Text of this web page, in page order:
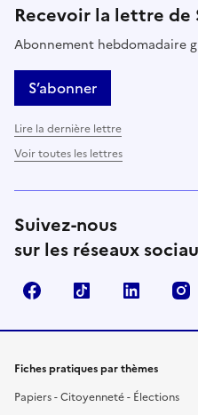
Recevoir la lettre de
Abonnement hebdomadaire
S’abonner
Lire la dernière lettre
Voir toutes les lettres
Suivez-nous
sur les réseaux
FacebookTikTok LinkedIn
Fiches pratiques par thèmes
Papiers - Citoyenneté - Élections